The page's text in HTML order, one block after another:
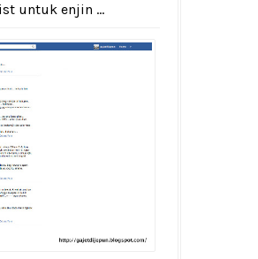
untuk enjin ...